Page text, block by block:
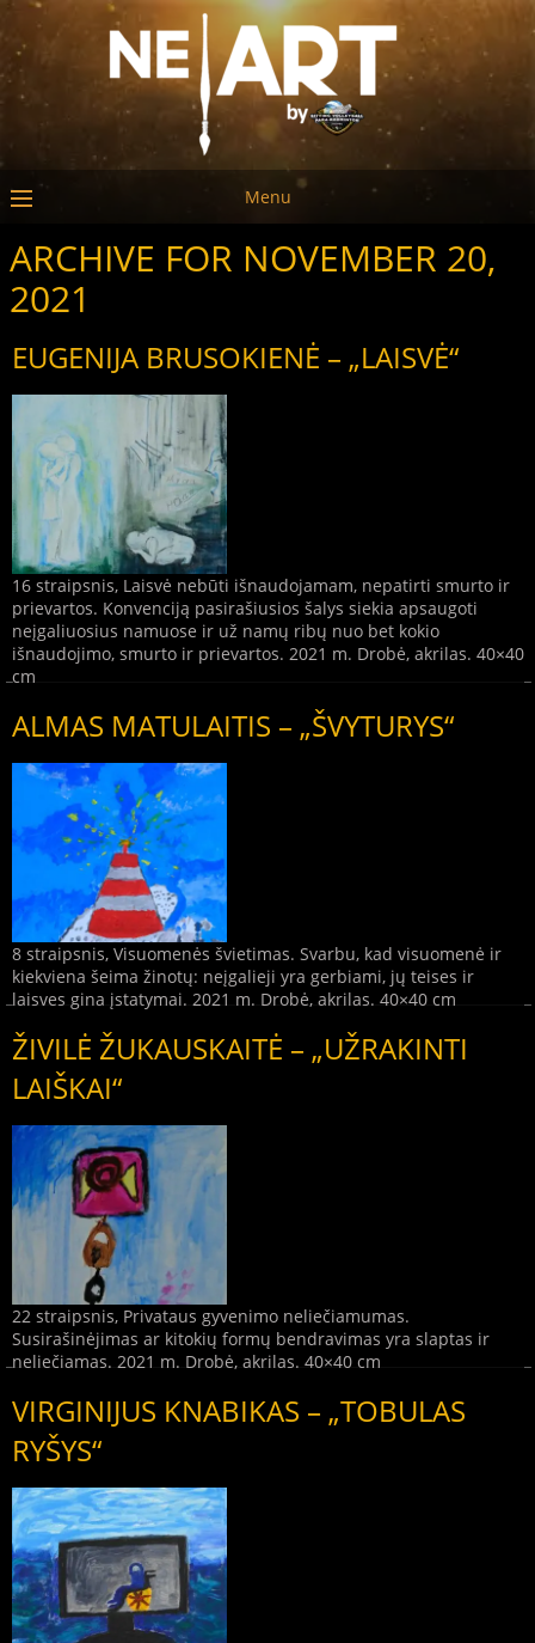
Menu
ARCHIVE FOR NOVEMBER 20,
2021
EUGENIJA BRUSOKIENĖ – „LAISVĖ“
16 straipsnis, Laisvė nebūti išnaudojamam, nepatirti smurto ir
prievartos. Konvenciją pasirašiusios šalys siekia apsaugoti
neįgaliuosius namuose ir už namų ribų nuo bet kokio
išnaudojimo, smurto ir prievartos. 2021 m. Drobė, akrilas. 40×40
cm
ALMAS MATULAITIS – „ŠVYTURYS“
8 straipsnis, Visuomenės švietimas. Svarbu, kad visuomenė ir
kiekviena šeima žinotų: neįgalieji yra gerbiami, jų teises ir
laisves gina įstatymai. 2021 m. Drobė, akrilas. 40×40 cm
ŽIVILĖ ŽUKAUSKAITĖ – „UŽRAKINTI
LAIŠKAI“
22 straipsnis, Privataus gyvenimo neliečiamumas.
Susirašinėjimas ar kitokių formų bendravimas yra slaptas ir
neliečiamas. 2021 m. Drobė, akrilas. 40×40 cm
VIRGINIJUS KNABIKAS – „TOBULAS
RYŠYS“